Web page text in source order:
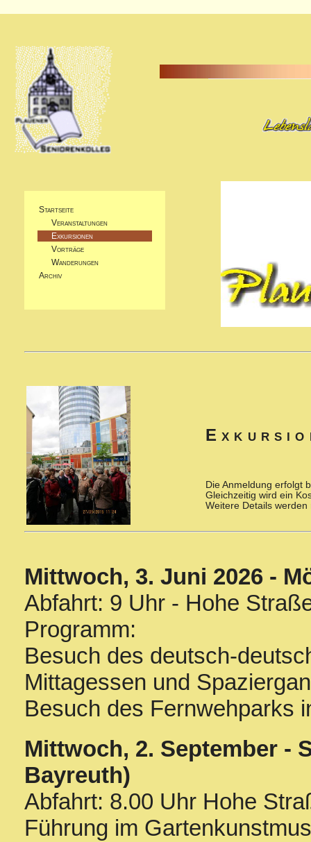
Startseite
Veranstaltungen
Exkursionen
Vorträge
Wanderungen
Archiv
Die Anmeldung erfolgt
Gleichzeitig wird ein
Weitere Details
Mittwoch, 3. Juni 2026 -
Abfahrt: 9 Uhr - Hohe
Programm:
Besuch des deutsch-
Mittagessen und
Besuch des Fernwehparks
Mittwoch, 2. September -
Bayreuth)
Abfahrt: 8.00 Uhr Hohe
Führung im